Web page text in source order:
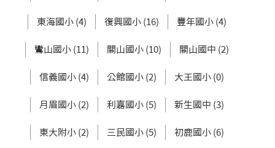
東海國小 (4) 復興國小 (16) 豐年國小 (4)
鸞山國小 (11) 關山國小 (10) 關山國中 (2)
信義國小 (4) 公館國小 (2) 大王國小 (0)
月眉國小 (2) 利嘉國小 (5) 新生國中 (3)
東大附小 (2) 三民國小 (5) 初鹿國小 (6)